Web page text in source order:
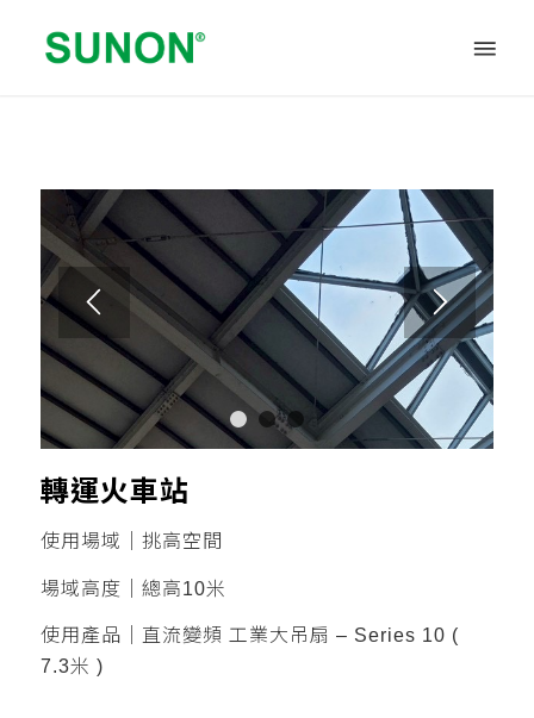
1 2 3
轉運火車站
使用場域｜挑高空間
場域高度｜總高10米
使用產品｜直流變頻 工業大吊扇 – Series 10 (
7.3米 )